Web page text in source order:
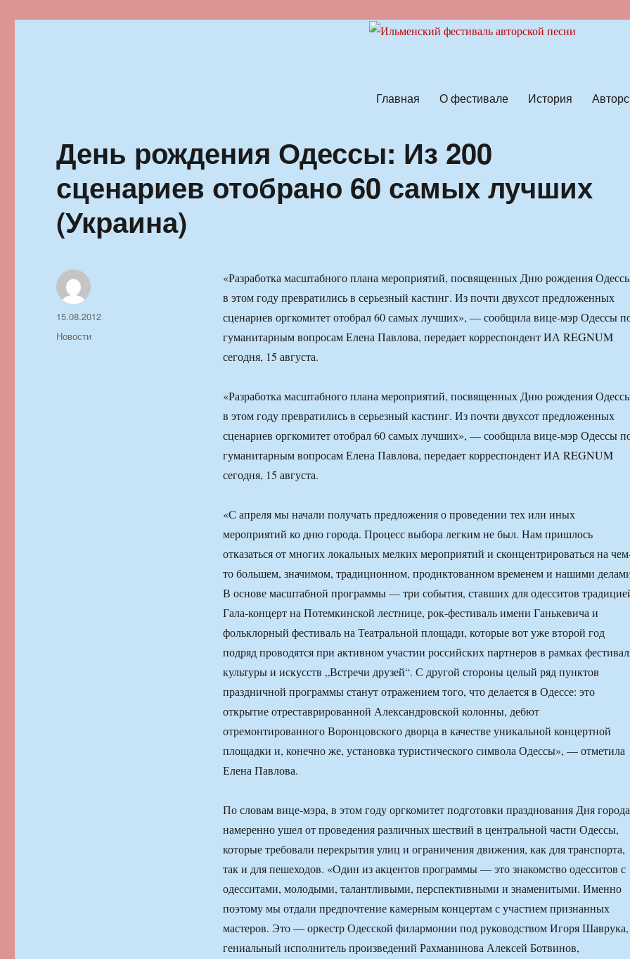
Главная О фестивале История
День рождения Одессы: Из 200
сценариев отобрано 60 самых лучших
(Украина)
«Разработка масштабного плана мероприятий, посвященных Дню рождения
в этом году превратились в серьезный кастинг. Из почти двухсот предложенных
сценариев оргкомитет отобрал 60 самых лучших», — сообщила вице-мэр Одессы
гуманитарным вопросам Елена Павлова, передает корреспондент ИА REGNUM
сегодня, 15 августа.
«Разработка масштабного плана мероприятий, посвященных Дню рождения
в этом году превратились в серьезный кастинг. Из почти двухсот предложенных
сценариев оргкомитет отобрал 60 самых лучших», — сообщила вице-мэр Одессы
гуманитарным вопросам Елена Павлова, передает корреспондент ИА REGNUM
сегодня, 15 августа.
«С апреля мы начали получать предложения о проведении тех или иных
мероприятий ко дню города. Процесс выбора легким не был. Нам пришлось
отказаться от многих локальных мелких мероприятий и сконцентрироваться на
то большем, значимом, традиционном, продиктованном временем и нашими
В основе масштабной программы — три события, ставших для одесситов
Гала-концерт на Потемкинской лестнице, рок-фестиваль имени Ганькевича и
фольклорный фестиваль на Театральной площади, которые вот уже второй год
подряд проводятся при активном участии российских партнеров в рамках
культуры и искусств „Встречи друзей“. С другой стороны целый ряд пунктов
праздничной программы станут отражением того, что делается в Одессе: это
открытие отреставрированной Александровской колонны, дебют
отремонтированного Воронцовского дворца в качестве уникальной концертной
площадки и, конечно же, установка туристического символа Одессы», — отметила
Елена Павлова.
По словам вице-мэра, в этом году оргкомитет подготовки празднования Дня города
намеренно ушел от проведения различных шествий в центральной части Одессы,
которые требовали перекрытия улиц и ограничения движения, как для транспорта,
так и для пешеходов. «Один из акцентов программы — это знакомство одесситов с
одесситами, молодыми, талантливыми, перспективными и знаменитыми. Именно
поэтому мы отдали предпочтение камерным концертам с участием признанных
мастеров. Это — оркестр Одесской филармонии под руководством Игоря Шаврука,
гениальный исполнитель произведений Рахманинова Алексей Ботвинов,
Автор
Опубликовано
15.08.2012
Рубрики
Новости